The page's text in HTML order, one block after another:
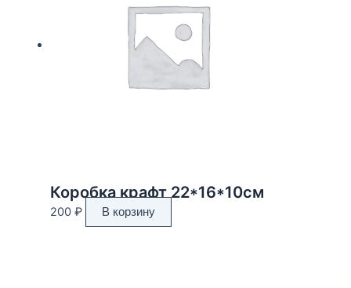
Коробка крафт 22*16*10см
200 ₽ В корзину